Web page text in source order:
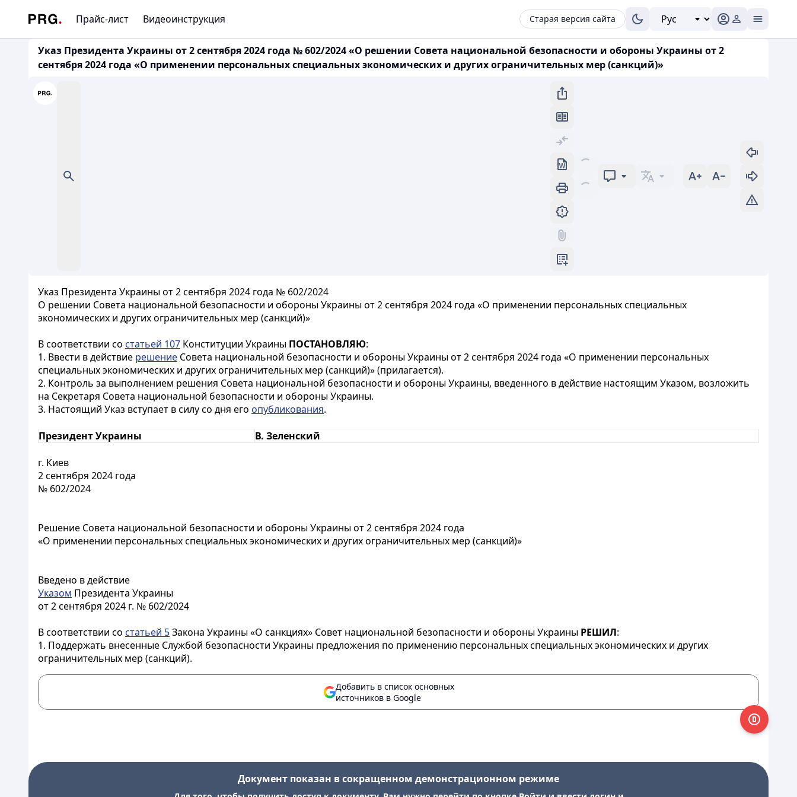
Прайс-лист Видеоинструкция Старая версия сайта
Указ Президента Украины от 2 сентября 2024 года № 602/2024 «О решении Совета национальной безопасности и обороны Украины от 2
сентября 2024 года «О применении персональных специальных экономических и других ограничительных мер (санкций)»
Указ Президента Украины от 2 сентября 2024 года № 602/2024
О решении Совета национальной безопасности и обороны Украины от 2 сентября 2024 года «О применении персональных специальных
экономических и других ограничительных мер (санкций)»
В соответствии со статьей 107 Конституции Украины ПОСТАНОВЛЯЮ:
1. Ввести в действие решение Совета национальной безопасности и обороны Украины от 2 сентября 2024 года «О применении персональных
специальных экономических и других ограничительных мер (санкций)» (прилагается).
2. Контроль за выполнением решения Совета национальной безопасности и обороны Украины, введенного в действие настоящим Указом, возложить
на Секретаря Совета национальной безопасности и обороны Украины.
3. Настоящий Указ вступает в силу со дня его опубликования.
Президент Украины В. Зеленский
г. Киев
2 сентября 2024 года
№ 602/2024
Решение Совета национальной безопасности и обороны Украины от 2 сентября 2024 года
«О применении персональных специальных экономических и других ограничительных мер (санкций)»
Введено в действие
Указом Президента Украины
от 2 сентября 2024 г. № 602/2024
В соответствии со статьей 5Закона Украины «О санкциях» Совет национальной безопасности и обороны Украины РЕШИЛ:
1. Поддержать внесенные Службой безопасности Украины предложения по применению персональныхспециальныхэкономических и других
ограничительных мер (санкций).
Добавить в список основных
источников в Google
Документ показан в сокращенном демонстрационном режиме